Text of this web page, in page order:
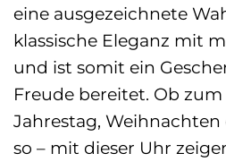
eine ausgezeichnete
klassische Eleganz mit
und ist somit ein
Freude bereitet. Ob
Jahrestag,
so – mit dieser Uhr